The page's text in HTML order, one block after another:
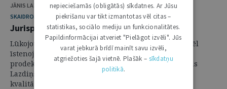
JĀNIS LAZDIŅŠ, SANNIJA MATULE
SKAIDROJUMI. VIEDOKĻI
Jurisprudences studijās ir jāiemāca domāt
Lūkojoties uz jau paveikto un, iespējams, nākotnē vēl
īstenojamo, LU Juridiskās fakultātes līdzšinējais
prodekāns un, nav izslēgts, - nākamais dekāns, Jānis
Lazdiņš pauž savu viedokli par juridiskās izglītības
kvalitāti Latvijā.
nepieciešamās (obligātās) sīkdatnes. Ar Jūsu
piekrišanu var tikt izmantotas vēl citas –
statistikas, sociālo mediju un funkcionalitātes.
Papildinformācijai atveriet "Pielāgot izvēli". Jūs
varat jebkurā brīdī mainīt savu izvēli,
atgriežoties šajā vietnē. Plašāk – sīkdatņu
politikā.